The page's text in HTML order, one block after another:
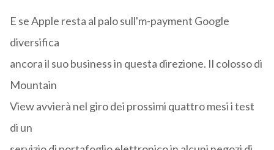
E se Apple resta al palo sull'm-payment Google
diversifica
ancora il suo business in questa direzione. Il colosso di
Mountain
View avvierà nel giro dei prossimi quattro mesi i test
di un